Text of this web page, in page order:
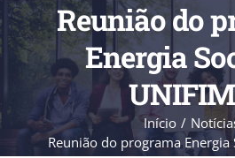
Reunião do
Energia
Início
Reunião do programa Energia